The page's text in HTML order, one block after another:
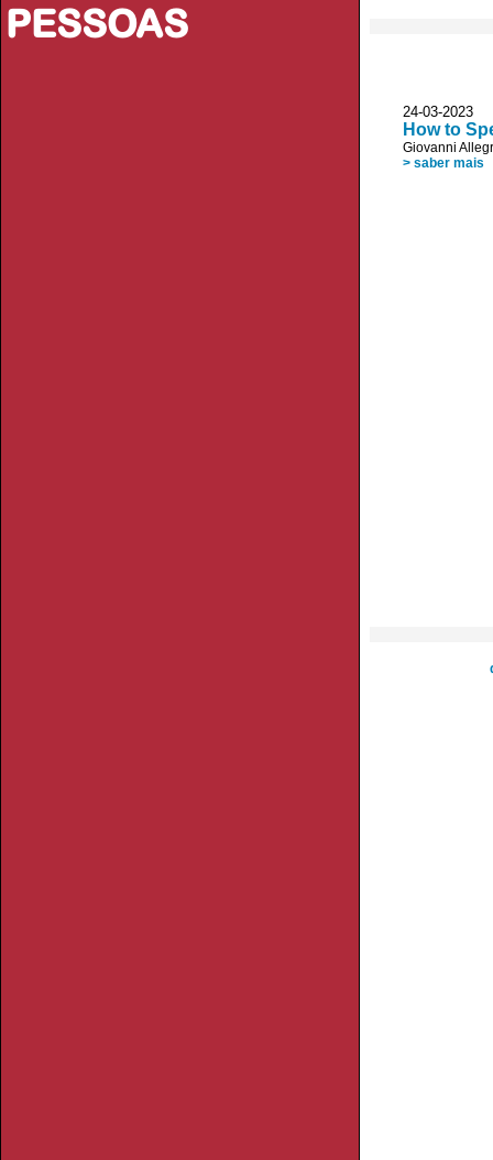
PESSOAS
24-03-2023
How to
Giovanni
> saber mais